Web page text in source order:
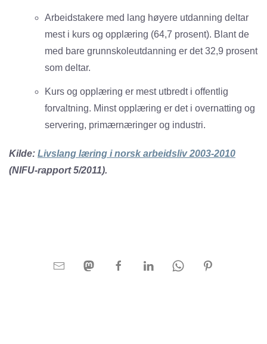
Arbeidstakere med lang høyere utdanning deltar
mest i kurs og opplæring (64,7 prosent). Blant de
med bare grunnskoleutdanning er det 32,9 prosent
som deltar.
Kurs og opplæring er mest utbredt i offentlig
forvaltning. Minst opplæring er det i overnatting og
servering, primærnæringer og industri.
Kilde: Livslang læring i norsk arbeidsliv 2003-2010
(NIFU-rapport 5/2011).